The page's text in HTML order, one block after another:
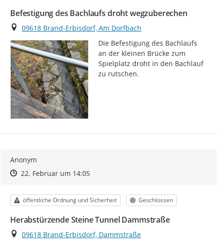
Befestigung des Bachlaufs droht wegzuberechen
Ort
09618 Brand-Erbisdorf, Am Dorfbach
Die Befestigung des Bachlaufs
an der kleinen Brücke zum
Spielplatz droht in den Bachlauf
zu rutschen.
Anonym
Zeitpunkt des Erstellens
Zeitpunkt des Erstellens
22. Februar um 14:05Zur Äußerung
Kategorie
öffentliche Ordnung und Sicherheit Status
Geschlossen
Herabstürzende Steine Tunnel Dammstraße
Ort
09618 Brand-Erbisdorf, Dammstraße